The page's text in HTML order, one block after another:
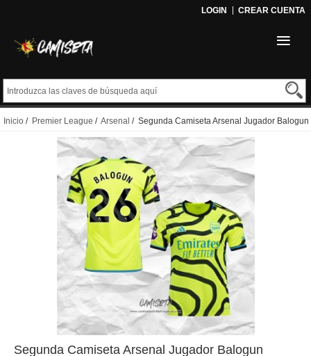
LOGIN CREAR CUENTA
Inicio / Premier League / Arsenal / Segunda Camiseta Arsenal Jugador Balogun
Segunda Camiseta Arsenal Jugador Balogun